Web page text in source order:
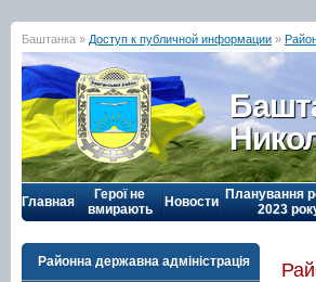
Баштанка » Доступ к публичной информации »
Главная
Герої не
вмирають
Новости Планування
2023
Районна державна адміністрація